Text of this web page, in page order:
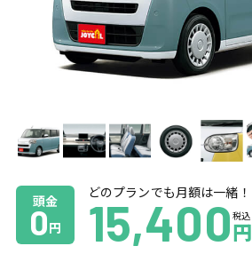
頭金
0円
どのプランでも月額は一緒！
15,400 税込
円